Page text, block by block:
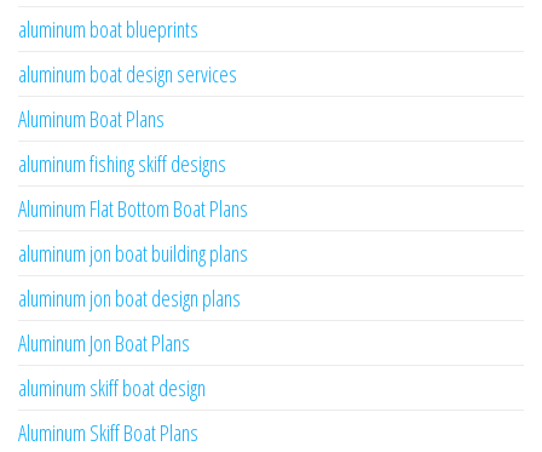
aluminum boat blueprints
aluminum boat design services
Aluminum Boat Plans
aluminum fishing skiff designs
Aluminum Flat Bottom Boat Plans
aluminum jon boat building plans
aluminum jon boat design plans
Aluminum Jon Boat Plans
aluminum skiff boat design
Aluminum Skiff Boat Plans